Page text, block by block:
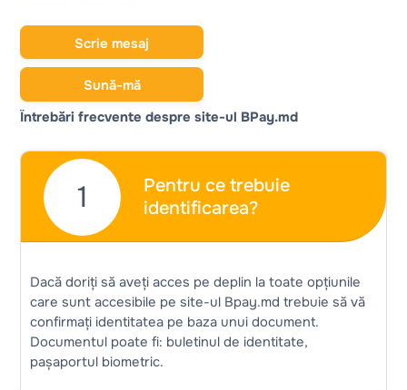
Scrie mesaj
Sună-mă
Întrebări frecvente despre site-ul BPay.md
1
Pentru ce trebuie
identificarea?
Dacă doriți să aveți acces pe deplin la toate opțiunile
care sunt accesibile pe site-ul Bpay.md trebuie să vă
confirmați identitatea pe baza unui document.
Documentul poate fi: buletinul de identitate,
pașaportul biometric.